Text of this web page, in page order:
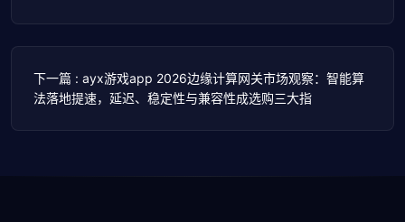
下一篇 : ayx游戏app 2026边缘计算网关市场观察：智能算
法落地提速，延迟、稳定性与兼容性成选购三大指